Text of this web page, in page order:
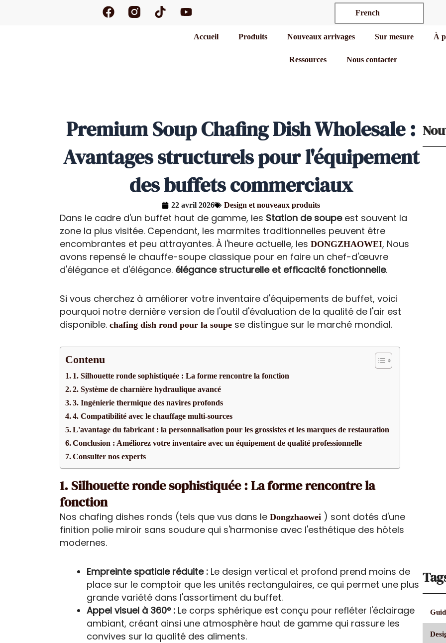
F
a
T
i
Y
o
French
Accueil Produits Nouveaux arrivages Sur mesure À
Ressources Nous contacter
Premium Soup Chafing Dish Wholesale :
Avantages structurels pour l'équipement
des buffets commerciaux
22 avril 2026 Design et nouveaux produits
Dans le cadre d'un buffet haut de gamme, les Station de soupeest souvent la
zone la plus visitée. Cependant, les marmites traditionnelles peuvent être
encombrantes et peu attrayantes. À l'heure actuelle, les DONGZHAOWEI, Nous
avons repensé le chauffe-soupe classique pour en faire un chef-d'œuvre
d'élégance et d'élégance. élégance structurelle et efficacité fonctionnelle.
Si vous cherchez à améliorer votre inventaire d'équipements de buffet, voici
pourquoi notre dernière version de l'outil d'évaluation de la qualité de l'air est
disponible. chafing dish rond pour la soupe se distingue sur le marché mondial.
Contenu
1. Silhouette ronde sophistiquée : La forme rencontre la fonction
2. Système de charnière hydraulique avancé
3. Ingénierie thermique des navires profonds
4. Compatibilité avec le chauffage multi-sources
L'avantage du fabricant : la personnalisation pour les grossistes et les marques de restauration
Conclusion : Améliorez votre inventaire avec un équipement de qualité professionnelle
Consulter nos experts
1. Silhouette ronde sophistiquée : La forme rencontre la
fonction
Nos chafing dishes ronds (tels que vus dans le Dongzhaowei ) sont dotés d'une
finition polie miroir sans soudure qui s'harmonise avec l'esthétique des hôtels
modernes.
Empreinte spatiale réduite : Le design vertical et profond prend moins de
place sur le comptoir que les unités rectangulaires, ce qui permet une plus
grande variété dans l'assortiment du buffet.
Appel visuel à 360° : Le corps sphérique est conçu pour refléter l'éclairage
ambiant, créant ainsi une atmosphère haut de gamme qui rassure les
convives sur la qualité des aliments.